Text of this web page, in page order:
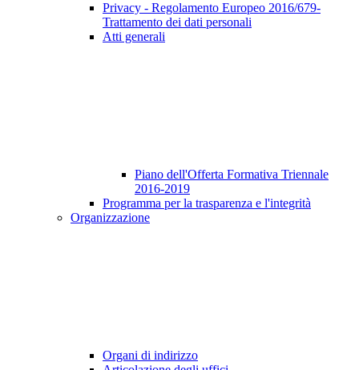
Privacy - Regolamento Europeo 2016/679-
Trattamento dei dati personali
Atti generali
Piano dell'Offerta Formativa Triennale
2016-2019
Programma per la trasparenza e l'integrità
Organizzazione
Organi di indirizzo